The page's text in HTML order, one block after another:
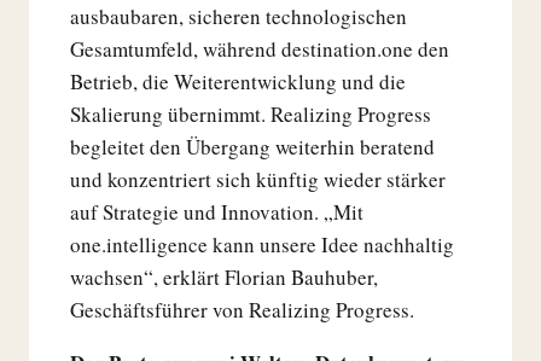
ausbaubaren, sicheren technologischen
Gesamtumfeld, während destination.one den
Betrieb, die Weiterentwicklung und die
Skalierung übernimmt. Realizing Progress
begleitet den Übergang weiterhin beratend
und konzentriert sich künftig wieder stärker
auf Strategie und Innovation. „Mit
one.intelligence kann unsere Idee nachhaltig
wachsen“, erklärt Florian Bauhuber,
Geschäftsführer von Realizing Progress.